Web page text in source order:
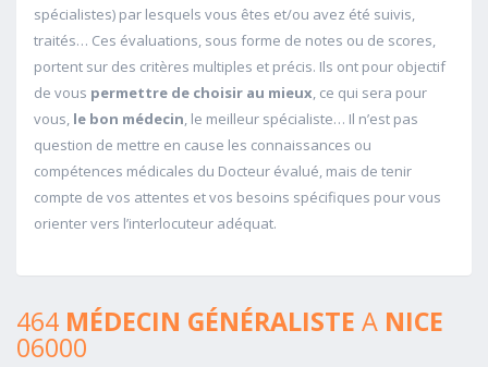
spécialistes) par lesquels vous êtes et/ou avez été suivis,
traités… Ces évaluations, sous forme de notes ou de scores,
portent sur des critères multiples et précis. Ils ont pour objectif
de vous permettre de choisir au mieux, ce qui sera pour
vous, le bon médecin, le meilleur spécialiste… Il n’est pas
question de mettre en cause les connaissances ou
compétences médicales du Docteur évalué, mais de tenir
compte de vos attentes et vos besoins spécifiques pour vous
orienter vers l’interlocuteur adéquat.
464 MÉDECIN GÉNÉRALISTE A NICE
06000